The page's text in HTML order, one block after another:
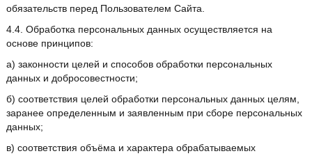
обязательств перед Пользователем Сайта.
4.4. Обработка персональных данных осуществляется на
основе принципов:
а) законности целей и способов обработки персональных
данных и добросовестности;
б) соответствия целей обработки персональных данных целям,
заранее определенным и заявленным при сборе персональных
данных;
в) соответствия объёма и характера обрабатываемых